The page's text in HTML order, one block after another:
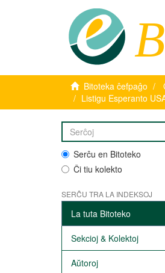
Bitoteka ĉefpaĝo
Listigu Esperanto
Serĉu en Bitoteko
Ĉi tiu kolekto
SERĈU TRA LA INDEKSOJ
La tuta Bitoteko
Sekcioj & Kolektoj
Aŭtoroj